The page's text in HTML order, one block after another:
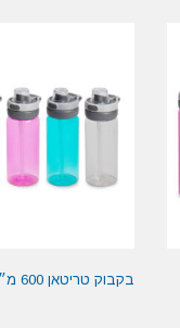
בקבוק טריטאן 600 מ״ל